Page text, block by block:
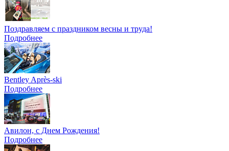
Поздравляем с праздником весны и труда!
Подробнее
Bentley Après-ski
Подробнее
Авилон, с Днем Рождения!
Подробнее